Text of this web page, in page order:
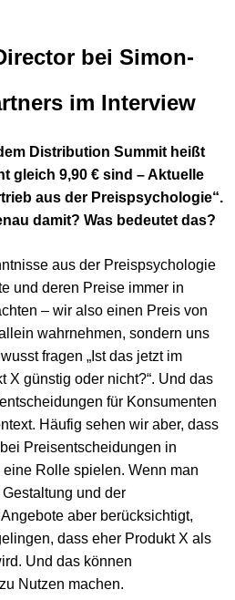
bei Simon-
im Interview
Distribution Summit heißt
gleich 9,90 € sind – Aktuelle
aus der Preispsychologie“.
damit? Was bedeutet das?
aus der Preispsychologie
und deren Preise immer in
– wir also einen Preis von
wahrnehmen, sondern uns
fragen „Ist das jetzt im
X günstig oder nicht?“. Und das
für Konsumenten
Häufig sehen wir aber, dass
Preisentscheidungen in
Rolle spielen. Wenn man
und der
aber berücksichtigt,
dass eher Produkt X als
Und das können
Nutzen machen.